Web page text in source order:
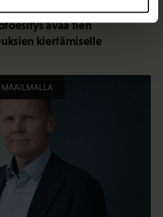
avaa tien
kiertämiselle
MAAILMALLA